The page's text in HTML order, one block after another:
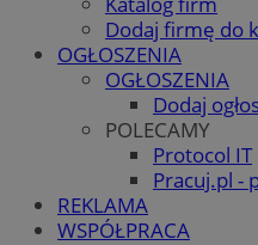
Dodaj firmę do
OGŁOSZENIA
OGŁOSZENIA
Dodaj
POLECAMY
Protocol IT
Pracuj.pl -
REKLAMA
WSPÓŁPRACA